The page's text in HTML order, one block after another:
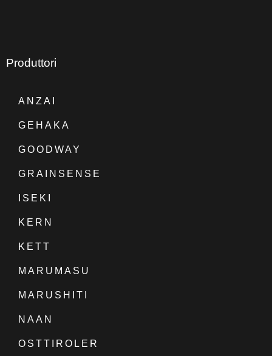
Produttori
ANZAI
GEHAKA
GOODWAY
GRAINSENSE
ISEKI
KERN
KETT
MARUMASU
MARUSHITI
NAAN
OSTTIROLER